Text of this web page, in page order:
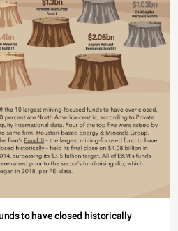
to have closed historically